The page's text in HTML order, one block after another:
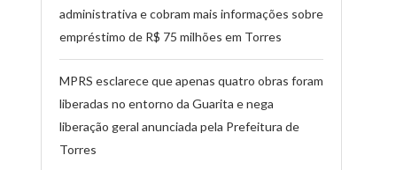
administrativa e cobram mais informações sobre
empréstimo de R$ 75 milhões em Torres
MPRS esclarece que apenas quatro obras foram
liberadas no entorno da Guarita e nega
liberação geral anunciada pela Prefeitura de
Torres